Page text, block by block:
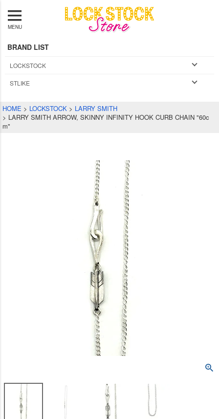
MENU
BRAND LIST
LOCKSTOCK
STLIKE
HOME LOCKSTOCK
LARRY SMITH
LARRY SMITH ARROW, SKINNY INFINITY HOOK CURB CHAIN "60c
m"